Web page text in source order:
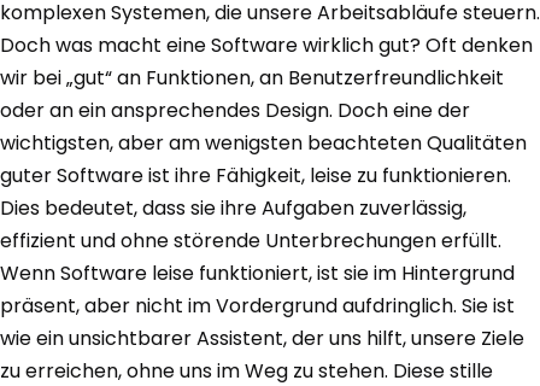
komplexen Systemen, die unsere Arbeitsabläufe steuern.
Doch was macht eine Software wirklich gut? Oft denken
wir bei „gut“ an Funktionen, an Benutzerfreundlichkeit
oder an ein ansprechendes Design. Doch eine der
wichtigsten, aber am wenigsten beachteten Qualitäten
guter Software ist ihre Fähigkeit, leise zu funktionieren.
Dies bedeutet, dass sie ihre Aufgaben zuverlässig,
effizient und ohne störende Unterbrechungen erfüllt.
Wenn Software leise funktioniert, ist sie im Hintergrund
präsent, aber nicht im Vordergrund aufdringlich. Sie ist
wie ein unsichtbarer Assistent, der uns hilft, unsere Ziele
zu erreichen, ohne uns im Weg zu stehen. Diese stille